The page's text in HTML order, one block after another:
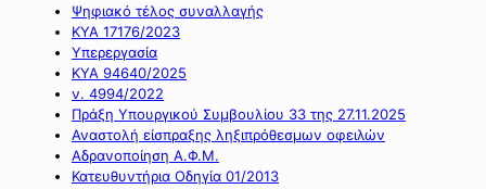
Ψηφιακό τέλος συναλλαγής
ΚΥΑ 17176/2023
Υπερεργασία
ΚΥΑ 94640/2025
ν. 4994/2022
Πράξη Υπουργικού Συμβουλίου 33 της 27.11.2025
Αναστολή είσπραξης ληξιπρόθεσμων οφειλών
Αδρανοποίηση Α.Φ.Μ.
Κατευθυντήρια Οδηγία 01/2013